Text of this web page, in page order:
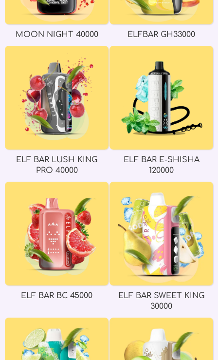
MOON NIGHT 40000 ELFBAR GH33000
ELF BAR LUSH KING
PRO 40000
ELF BAR E-SHISHA
120000
ELF BAR BC 45000
ELF BAR SWEET KING
30000